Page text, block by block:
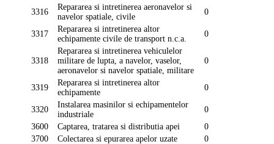
3316
Repararea si intretinerea aeronavelor si
navelor spatiale, civile
0
3317
Repararea si intretinerea altor
echipamente civile de transport n.c.a.
0
3318
Repararea si intretinerea vehiculelor
militare de lupta, a navelor, vaselor,
aeronavelor si navelor spatiale, militare
0
3319
Repararea si intretinerea altor
echipamente
0
3320
Instalarea masinilor si echipamentelor
industriale
0
3600
Captarea, tratarea si distributia apei
0
3700
Colectarea si epurarea apelor uzate
0